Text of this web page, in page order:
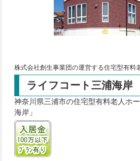
株式会社創生事業団の運営する住宅型有料
ライフコート三浦海岸
神奈川県三浦市の住宅型有料老人ホ
海岸」
入居金100万円以下プラン